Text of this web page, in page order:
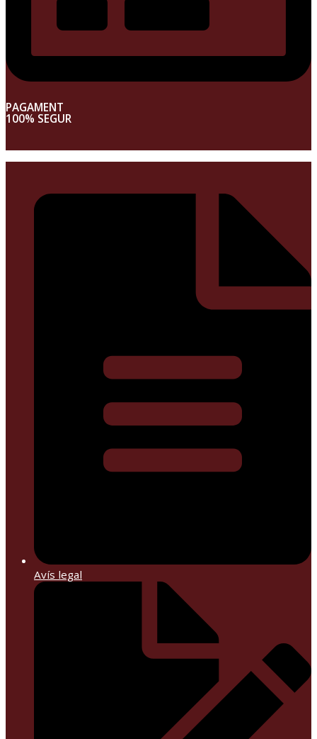
PAGAMENT
100% SEGUR
Avís legal